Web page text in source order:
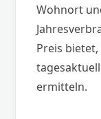
Wohnort
Preis
ermitteln.